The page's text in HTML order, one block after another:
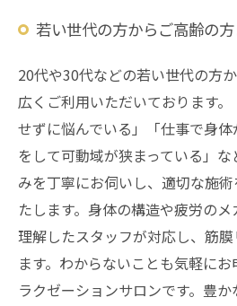
若い世代の方からご高齢の
20代や30代などの若い世代の方
広くご利用いただいております
せずに悩んでいる」「仕事で身
をして可動域が狭まっている」
みを丁寧にお伺いし、適切な施
たします。身体の構造や疲労の
理解したスタッフが対応し、筋
ます。わからないことも気軽に
ラクゼーションサロンです。豊